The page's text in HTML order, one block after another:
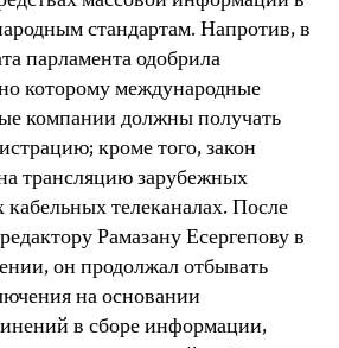
стандартам. Напротив, в
парламента одобрила
которому международные
компании должны получать
кроме того, закон
трансляцию зарубежных
телеканалах. После
Рамазану Есергепову в
он продолжал отбывать
на основании
в сборе информации,